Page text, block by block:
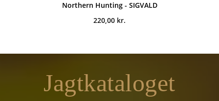
Northern Hunting - SIGVALD
220,00 kr.
Jagtkataloget